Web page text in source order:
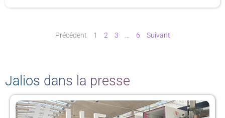
Précédent 1 2 3 6 Suivant
Jalios dans la presse
P
P
P
a
P
P
a